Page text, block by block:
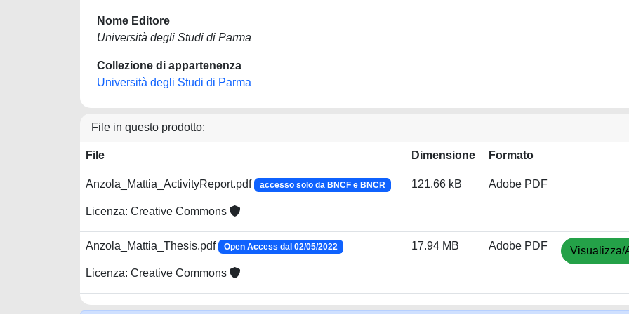
Nome Editore
Università degli Studi di Parma
Collezione di appartenenza
Università degli Studi di Parma
File in questo prodotto:
File Dimensione Formato
Anzola_Mattia_ActivityReport.pdf accesso solo da BNCF e BNCR
Licenza: Creative Commons
121.66 kB Adobe PDF
Anzola_Mattia_Thesis.pdf Open Access dal 02/05/2022
Licenza: Creative Commons
17.94 MB Adobe PDF Visualizza/